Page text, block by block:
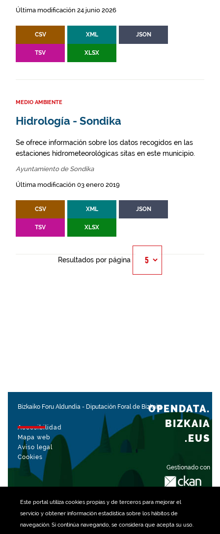
Este portal utiliza cookiespropias y de terceros para mejorar el
servicio y obtener información estadística sobre los hábitos de
navegación. Si continúa navegando, se considera que acepta su uso.
Última modificación 24 junio 2026
CSV XML JSON
TSV XLSX
MEDIO AMBIENTE
Hidrología - Sondika
Se ofrece información sobre los datos recogidos en las
estaciones hidrometeorológicas sitas en este municipio.
Ayuntamiento de Sondika
Última modificación 03 enero 2019
CSV XML JSON
TSV XLSX
Resultados por página
Bizkaiko Foru Aldundia - Diputación Foral de Bizkaia
Accesibilidad
Mapa web
Aviso legal
Cookies
Gestionado con
OPENDATA.
BIZKAIA
.EUS